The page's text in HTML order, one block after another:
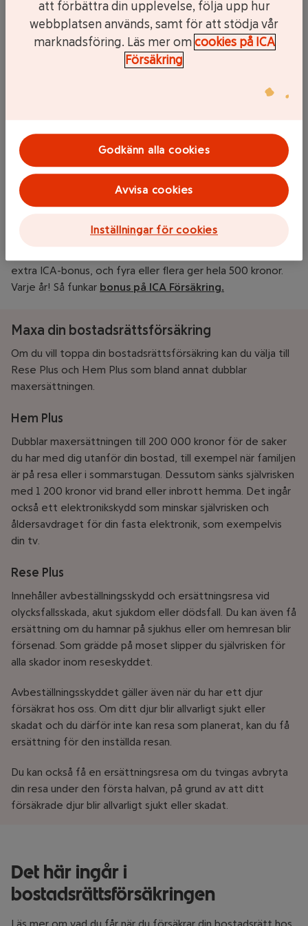
Bostadsrättstillägg
Bostadsrättstillägget är ett tillägg i din hemförsäkring som
även skyddar dig mot plötsliga och oförutsägbara skador i
bostadsrättsföreningen men som du är underhållsskyldig
för. Ett exempel på det är en vattenskada från tvätt- eller
diskmaskin som skadar byggnaden.
Möjlighet till samlingsbonus
Du som har tre eller flera försäkringar kan få samlingsbonus.
Det är precis som det låter, samla dina försäkringar hos
extra ICA-bonus, och fyra eller flera ger hela 500 kronor.
Varje år! Så funkar bonus på ICA Försäkring.
Maxa din bostadsrättsförsäkring
Om du vill toppa din bostadsrättsförsäkring kan du välja till
Rese Plus och Hem Plus som bland annat dubblar
maxersättningen.
Hem Plus
Dubblar maxersättningen till 200 000 kronor för de saker
du har med dig utanför din bostad, till exempel när familjen
är på resa eller i sommarstugan. Dessutom sänks självrisken
med 1 200 kronor vid brand eller inbrott hemma. Det ingår
också ett elektronikskydd som minskar självrisken och
åldersavdraget för din fasta elektronik, som exempelvis
din tv.
Rese Plus
Innehåller avbeställningsskydd och ersättningsresa vid
olycksfallsskada, akut sjukdom eller dödsfall. Du kan även få
ersättning om du hamnar på sjukhus eller om hemresan blir
försenad. Som grädde på moset slipper du självrisken för
alla skador inom reseskyddet.
Avbeställningsskyddet gäller även när du har ett djur
försäkrat hos oss. Om ditt djur blir allvarligt sjukt eller
skadat och du därför inte kan resa som planerat, kan du få
ersättning för den inställda resan.
Du kan också få en ersättningsresa om du tvingas avbryta
din resa under den första halvan, på grund av att ditt
försäkrade djur blir allvarligt sjukt eller skadat.
Det här ingår i
bostadsrättsförsäkringen
att förbättra din upplevelse, följa upp hur
webbplatsen används, samt för att stödja vår
marknadsföring. Läs mer omcookies på ICA
Försäkring
Avvisa cookies
Godkänn alla cookies
Inställningar för cookies